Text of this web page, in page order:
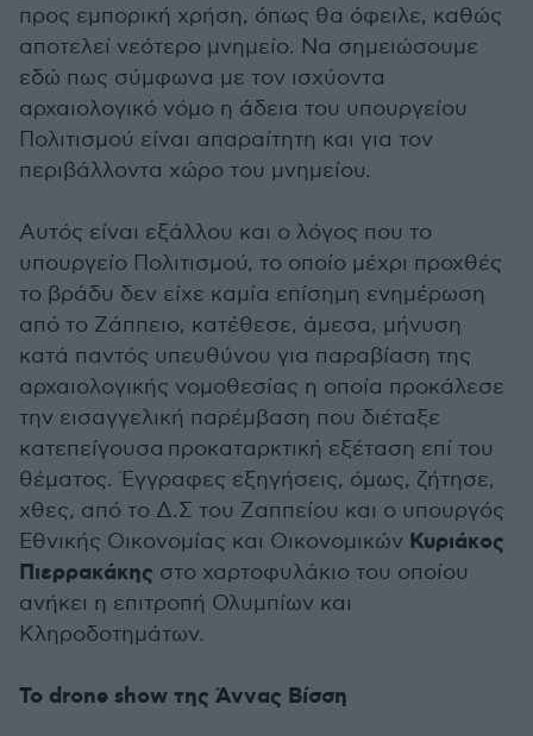
προς εμπορική χρήση, όπως θα όφειλε, καθώς
αποτελεί νεότερο μνημείο. Να σημειώσουμε
εδώ πως σύμφωνα με τον ισχύοντα
αρχαιολογικό νόμο η άδεια του υπουργείου
Πολιτισμού είναι απαραίτητη και για τον
περιβάλλοντα χώρο του μνημείου.
Αυτός είναι εξάλλου και ο λόγος που το
υπουργείο Πολιτισμού, το οποίο μέχρι προχθές
το βράδυ δεν είχε καμία επίσημη ενημέρωση
από το Ζάππειο, κατέθεσε, άμεσα, μήνυση
κατά παντός υπευθύνου για παραβίαση της
αρχαιολογικής νομοθεσίας η οποία προκάλεσε
την εισαγγελική παρέμβαση που διέταξε
κατεπείγουσα προκαταρκτική εξέταση επί του
θέματος. Έγγραφες εξηγήσεις, όμως, ζήτησε,
χθες, από το Δ.Σ του Ζαππείου και ο υπουργός
Εθνικής Οικονομίας και Οικονομικών Κυριάκος
Πιερρακάκης στο χαρτοφυλάκιο του οποίου
ανήκει η επιτροπή Ολυμπίων και
Κληροδοτημάτων.
Το drone show της Άννας Βίσση